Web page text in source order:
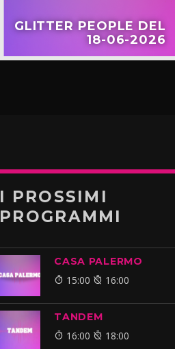
GLITTER PEOPLE DEL
18-06-2026
I PROSSIMI
PROGRAMMI
CASA PALERMO
15:00 16:00
TANDEM
16:00 18:00